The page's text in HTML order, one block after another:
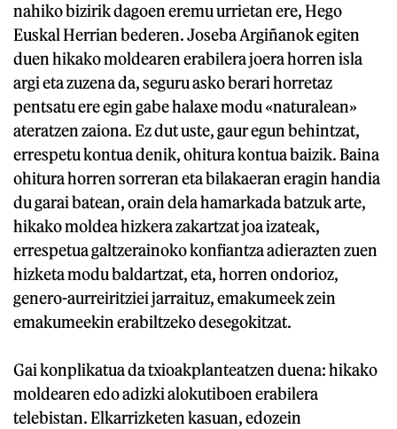
nahiko bizirik dagoen eremu urrietan ere, Hego
Euskal Herrian bederen. Joseba Argiñanok egiten
duen hikako moldearen erabilera joera horren isla
argi eta zuzena da, seguru asko berari horretaz
pentsatu ere egin gabe halaxe modu «naturalean»
ateratzen zaiona. Ez dut uste, gaur egun behintzat,
errespetu kontua denik, ohitura kontua baizik. Baina
ohitura horren sorreran eta bilakaeran eragin handia
du garai batean, orain dela hamarkada batzuk arte,
hikako moldea hizkera zakartzat joa izateak,
errespetua galtzerainoko konfiantza adierazten zuen
hizketa modu baldartzat, eta, horren ondorioz,
genero-aurreiritziei jarraituz, emakumeek zein
emakumeekin erabiltzeko desegokitzat.
Gai konplikatua da txioakplanteatzen duena: hikako
moldearen edo adizki alokutiboen erabilera
telebistan. Elkarrizketen kasuan, edozein